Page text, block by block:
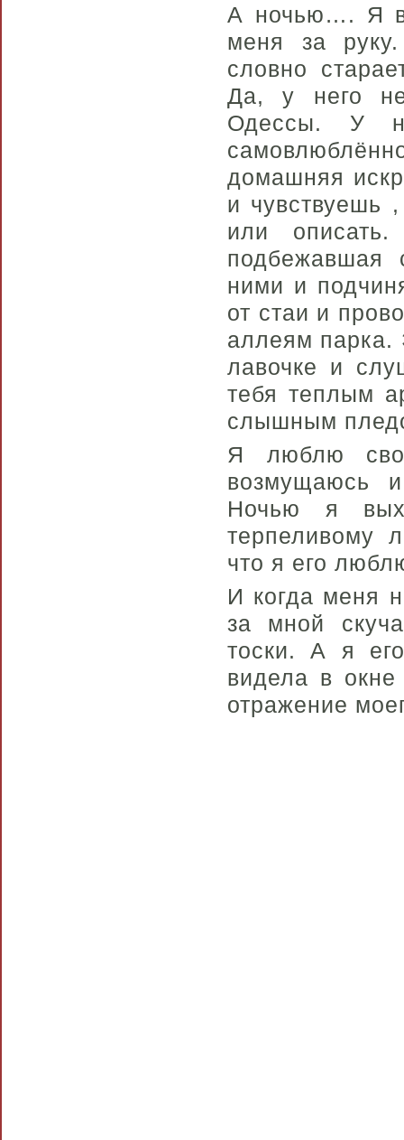
А ночью…. Я
меня за
словно
Да, у него
Одессы. У
домашняя
и чувствуешь
или
подбежавшая
ними и
от стаи и
аллеям парка.
лавочке и
тебя теплым
слышным
Я люблю
возмущаюсь
Ночью я
терпеливому
что я его
И когда меня
за мной
тоски. А я
видела в
отражение